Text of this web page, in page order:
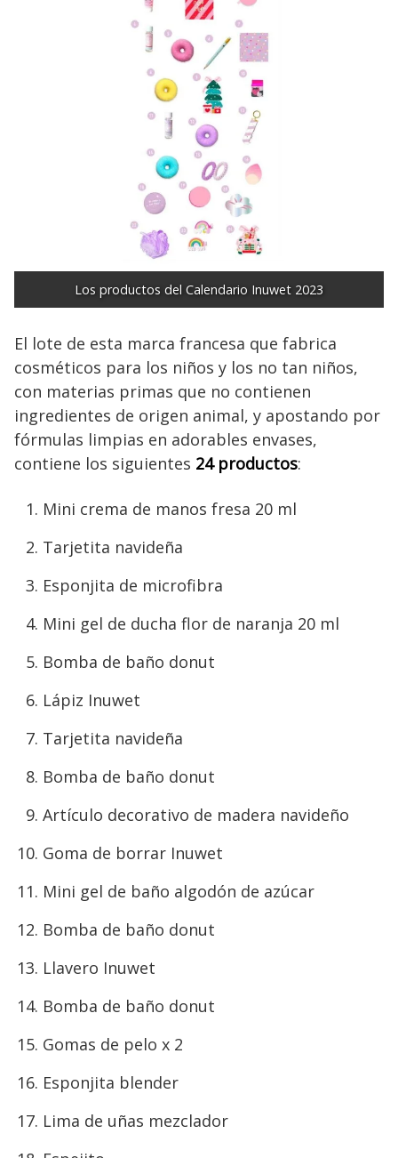
Los productos del Calendario Inuwet 2023
El lote de esta marca francesa que fabrica
cosméticos para los niños y los no tan niños,
con materias primas que no contienen
ingredientes de origen animal, y apostando por
fórmulas limpias en adorables envases,
contiene los siguientes 24 productos:
Mini crema de manos fresa 20 ml
Tarjetita navideña
Esponjita de microfibra
Mini gel de ducha flor de naranja 20 ml
Bomba de baño donut
Lápiz Inuwet
Tarjetita navideña
Bomba de baño donut
Artículo decorativo de madera navideño
Goma de borrar Inuwet
Mini gel de baño algodón de azúcar
Bomba de baño donut
Llavero Inuwet
Bomba de baño donut
Gomas de pelo x 2
Esponjita blender
Lima de uñas mezclador